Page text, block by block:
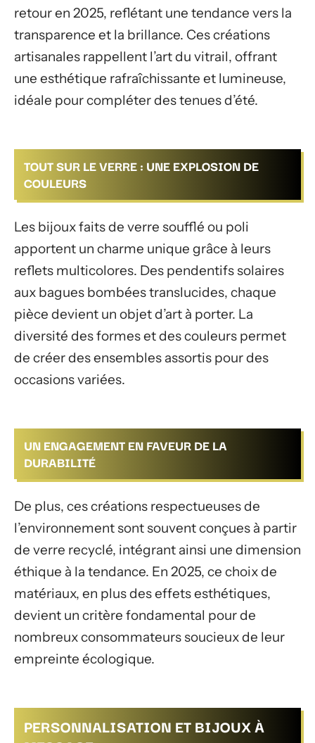
retour en 2025, reflétant une tendance vers la
transparence et la brillance. Ces créations
artisanales rappellent l’art du vitrail, offrant
une esthétique rafraîchissante et lumineuse,
idéale pour compléter des tenues d’été.
TOUT SUR LE VERRE : UNE EXPLOSION DE
COULEURS
Les bijoux faits de verre soufflé ou poli
apportent un charme unique grâce à leurs
reflets multicolores. Des pendentifs solaires
aux bagues bombées translucides, chaque
pièce devient un objet d’art à porter. La
diversité des formes et des couleurs permet
de créer des ensembles assortis pour des
occasions variées.
UN ENGAGEMENT EN FAVEUR DE LA
DURABILITÉ
De plus, ces créations respectueuses de
l’environnement sont souvent conçues à partir
de verre recyclé, intégrant ainsi une dimension
éthique à la tendance. En 2025, ce choix de
matériaux, en plus des effets esthétiques,
devient un critère fondamental pour de
nombreux consommateurs soucieux de leur
empreinte écologique.
PERSONNALISATION ET BIJOUX À